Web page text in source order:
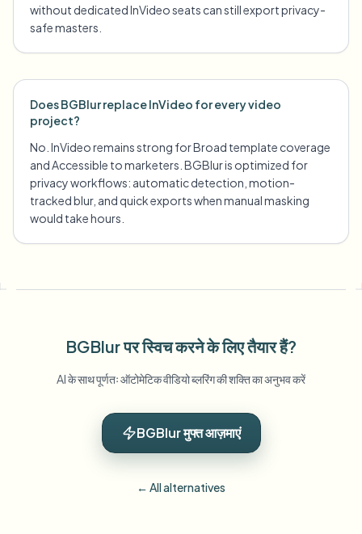
without dedicated InVideo seats can still export privacy-
safe masters.
Does BGBlur replace InVideo for every video
project?
No. InVideo remains strong for Broad template coverage
and Accessible to marketers. BGBlur is optimized for
privacy workflows: automatic detection, motion-
tracked blur, and quick exports when manual masking
would take hours.
BGBlur पर स्विच करने के लिए तैयार हैं?
AI के साथ पूर्णतः ऑटोमेटिक वीडियो ब्लरिंग की शक्ति का अनुभव करें
BGBlur मुफ्त आज़माएं
← All alternatives